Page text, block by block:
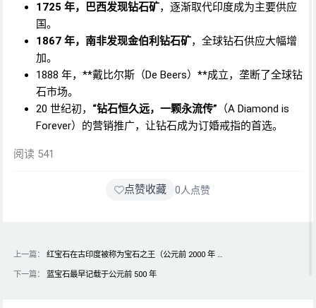
1725 年，巴西发现钻石矿，逐渐取代印度成为主要供应
国。
1867 年，南非发现金伯利钻石矿，全球钻石供应大幅增
加。
1888 年，**戴比尔斯（De Beers）**成立，垄断了全球钻
石市场。
20 世纪初， “钻石恒久远，一颗永流传” （A Diamond is
Forever）的营销推广，让钻石成为订婚戒指的首选。
阅读 541
点赞收藏 0人点赞
上一篇：
红宝石在古印度被称为宝石之王（公元前 2000 年 …
下一篇：
蓝宝石最早记载于公元前 500 年